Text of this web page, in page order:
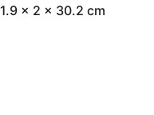
: ‎ 21.9 x 2 x 30.2 cm